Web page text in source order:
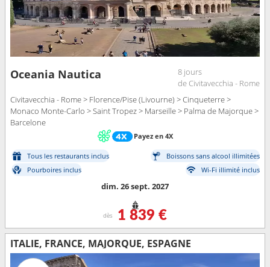
Oceania Nautica
8 jours
de Civitavecchia - Rome
Civitavecchia - Rome > Florence/Pise (Livourne) > Cinqueterre >
Monaco Monte-Carlo > Saint Tropez > Marseille > Palma de Majorque >
Barcelone
Payez en 4X
Tous les restaurants inclus
Boissons sans alcool illimitées
Pourboires inclus
Wi-Fi illimité inclus
dim. 26 sept. 2027
dès 1 839 €
ITALIE, FRANCE, MAJORQUE, ESPAGNE